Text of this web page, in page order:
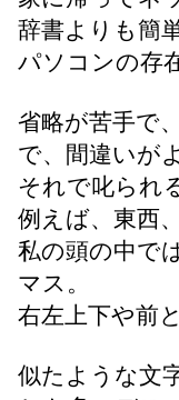
辞書よりも簡
パソコンの存
省略が苦手で
で、間違いが
それで叱られ
例えば、東西
私の頭の中で
マス。
右左上下や前
似たような文